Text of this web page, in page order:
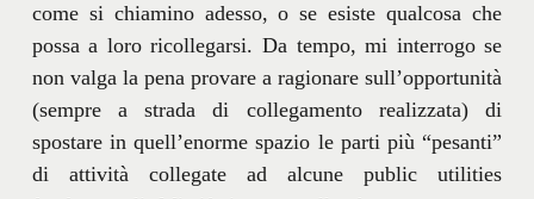
come si chiamino adesso, o se esiste qualcosa che
possa a loro ricollegarsi. Da tempo, mi interrogo se
non valga la pena provare a ragionare sull’opportunità
(sempre a strada di collegamento realizzata) di
spostare in quell’enorme spazio le parti più “pesanti”
di attività collegate ad alcune public utilities